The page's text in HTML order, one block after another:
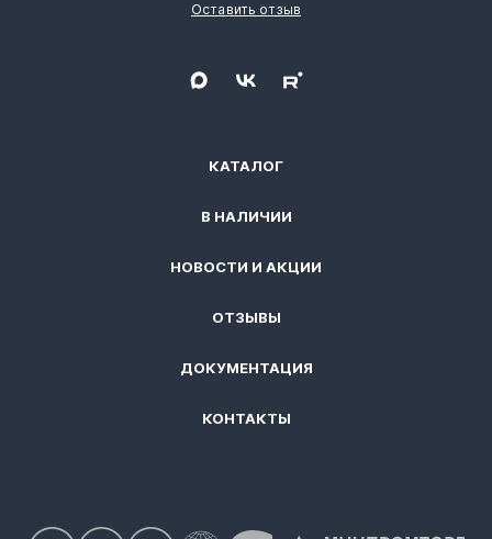
КАТАЛОГ
В НАЛИЧИИ
НОВОСТИ И АКЦИИ
ОТЗЫВЫ
ДОКУМЕНТАЦИЯ
КОНТАКТЫ
Оставить отзыв